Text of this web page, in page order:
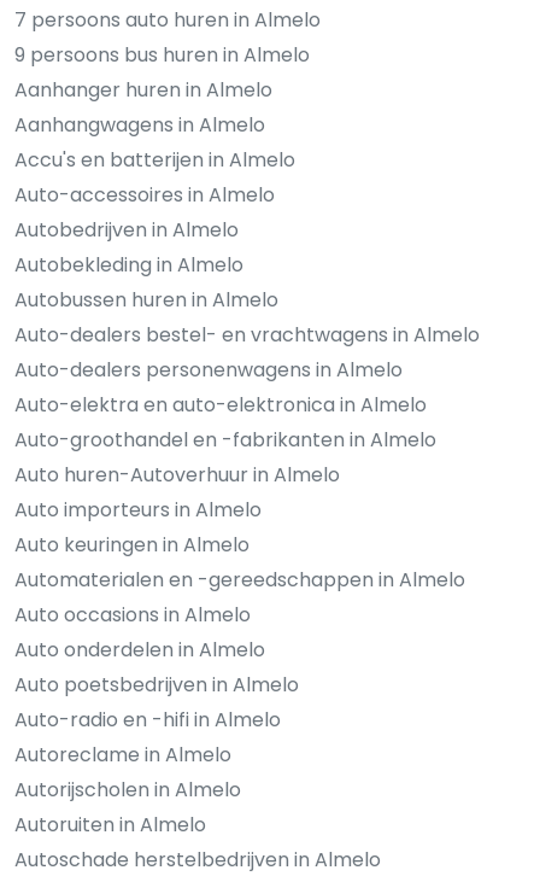
7 persoons auto huren in Almelo
9 persoons bus huren in Almelo
Aanhanger huren in Almelo
Aanhangwagens in Almelo
Accu's en batterijen in Almelo
Auto-accessoires in Almelo
Autobedrijven in Almelo
Autobekleding in Almelo
Autobussen huren in Almelo
Auto-dealers bestel- en vrachtwagens in Almelo
Auto-dealers personenwagens in Almelo
Auto-elektra en auto-elektronica in Almelo
Auto-groothandel en -fabrikanten in Almelo
Auto huren-Autoverhuur in Almelo
Auto importeurs in Almelo
Auto keuringen in Almelo
Automaterialen en -gereedschappen in Almelo
Auto occasions in Almelo
Auto onderdelen in Almelo
Auto poetsbedrijven in Almelo
Auto-radio en -hifi in Almelo
Autoreclame in Almelo
Autorijscholen in Almelo
Autoruiten in Almelo
Autoschade herstelbedrijven in Almelo